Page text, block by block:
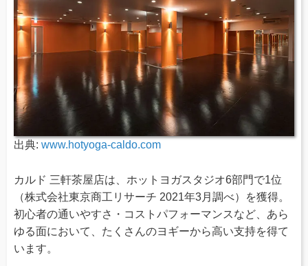
出典: www.hotyoga-caldo.com
カルド 三軒茶屋店は、ホットヨガスタジオ6部門で1位
（株式会社東京商工リサーチ 2021年3月調べ）を獲得。
初心者の通いやすさ・コストパフォーマンスなど、あら
ゆる面において、たくさんのヨギーから高い支持を得て
います。